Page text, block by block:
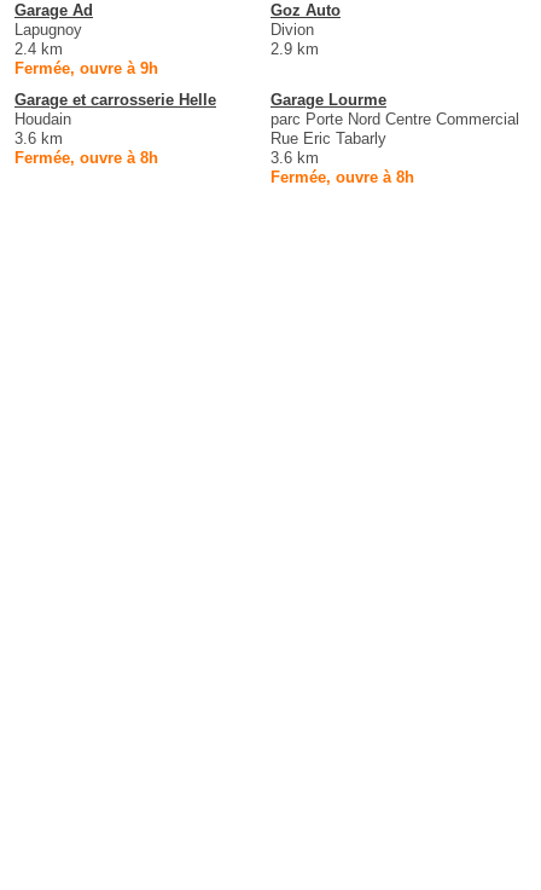
Garage Ad
Lapugnoy
2.4 km
Fermée, ouvre à 9h
Goz Auto
Divion
2.9 km
Garage et carrosserie Helle
Houdain
3.6 km
Fermée, ouvre à 8h
Garage Lourme
parc Porte Nord Centre Commercial
Rue Eric Tabarly
3.6 km
Fermée, ouvre à 8h